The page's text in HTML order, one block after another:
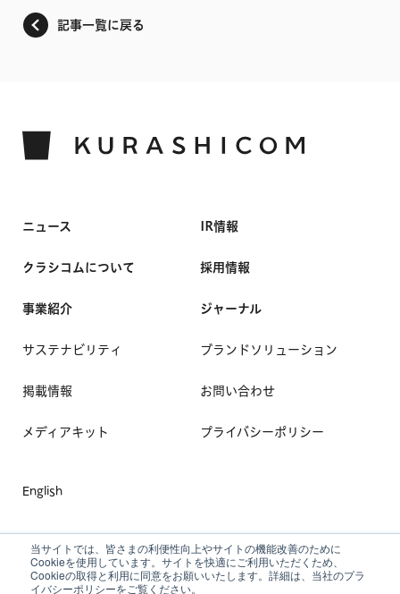
当サイトでは、皆さまの利便性向上やサイトの機能改善のために
Cookieを使用しています。サイトを快適にご利用いただくため、
Cookieの取得と利用に同意をお願いいたします。詳細は、当社のプラ
イバシーポリシーをご覧ください。
記事一覧に戻る
ニュース
クラシコムについて
事業紹介
IR情報
採用情報
ジャーナル
サステナビリティ
掲載情報
メディアキット
ブランドソリューション
お問い合わせ
プライバシーポリシー
English